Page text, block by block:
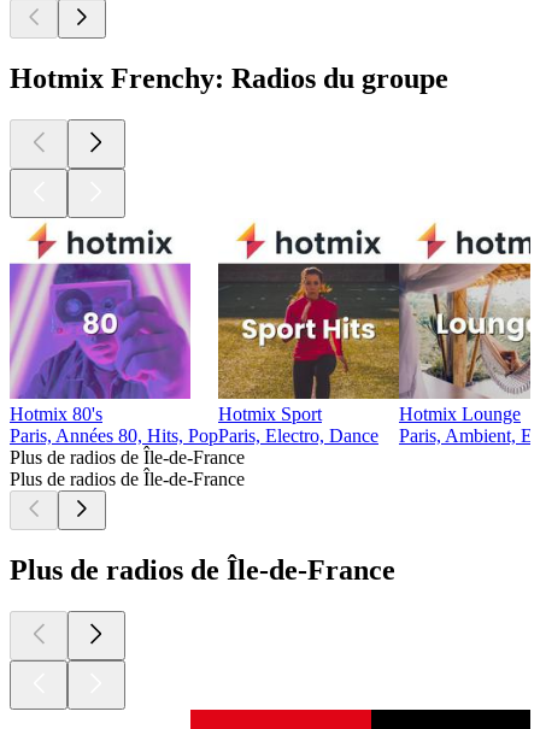
Hotmix Frenchy: Radios du groupe
Hotmix 80's
Paris, Années 80, Hits, Pop
Hotmix Sport
Paris, Electro, Dance
Hotmix Lounge
Paris, Ambient,
Plus de radios de Île-de-France
Plus de radios de Île-de-France
Plus de radios de Île-de-France